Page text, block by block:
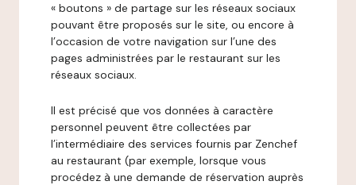
« boutons » de partage sur les réseaux sociaux
pouvant être proposés sur le site, ou encore à
l’occasion de votre navigation sur l’une des
pages administrées par le restaurant sur les
réseaux sociaux.
Il est précisé que vos données à caractère
personnel peuvent être collectées par
l’intermédiaire des services fournis par Zenchef
au restaurant (par exemple, lorsque vous
procédez à une demande de réservation auprès